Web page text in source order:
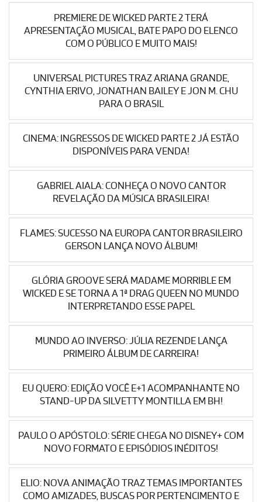
PREMIERE DE WICKED PARTE 2 TERÁ
APRESENTAÇÃO MUSICAL, BATE PAPO DO ELENCO
COM O PÚBLICO E MUITO MAIS!
UNIVERSAL PICTURES TRAZ ARIANA GRANDE,
CYNTHIA ERIVO, JONATHAN BAILEY E JON M. CHU
PARA O BRASIL
CINEMA: INGRESSOS DE WICKED PARTE 2 JÁ ESTÃO
DISPONÍVEIS PARA VENDA!
GABRIEL AIALA: CONHEÇA O NOVO CANTOR
REVELAÇÃO DA MÚSICA BRASILEIRA!
FLAMES: SUCESSO NA EUROPA CANTOR BRASILEIRO
GERSON LANÇA NOVO ÁLBUM!
GLÓRIA GROOVE SERÁ MADAME MORRIBLE EM
WICKED E SE TORNA A 1ª DRAG QUEEN NO MUNDO
INTERPRETANDO ESSE PAPEL
MUNDO AO INVERSO: JÚLIA REZENDE LANÇA
PRIMEIRO ÁLBUM DE CARREIRA!
EU QUERO: EDIÇÃO VOCÊ E+1 ACOMPANHANTE NO
STAND-UP DA SILVETTY MONTILLA EM BH!
PAULO O APÓSTOLO: SÉRIE CHEGA NO DISNEY+ COM
NOVO FORMATO E EPISÓDIOS INÉDITOS!
ELIO: NOVA ANIMAÇÃO TRAZ TEMAS IMPORTANTES
COMO AMIZADES, BUSCAS POR PERTENCIMENTO E